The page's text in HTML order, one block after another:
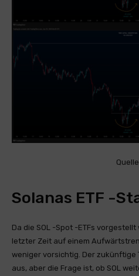
Solanas ETF -
Da die SOL -Spot -ETFs
letzter Zeit auf einem
weniger vorsichtig. Der zukünftige
aus, aber die Frage ist, ob SOL